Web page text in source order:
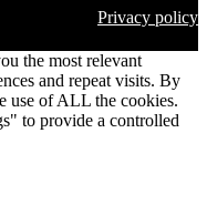
Privacy policy
the most relevant
and repeat visits. By
use of ALL the cookies.
to provide a controlled